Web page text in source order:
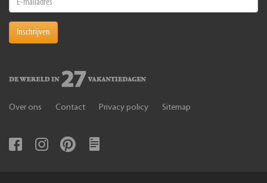
Inschrijven
Over ons Contact Privacy policy Sitemap